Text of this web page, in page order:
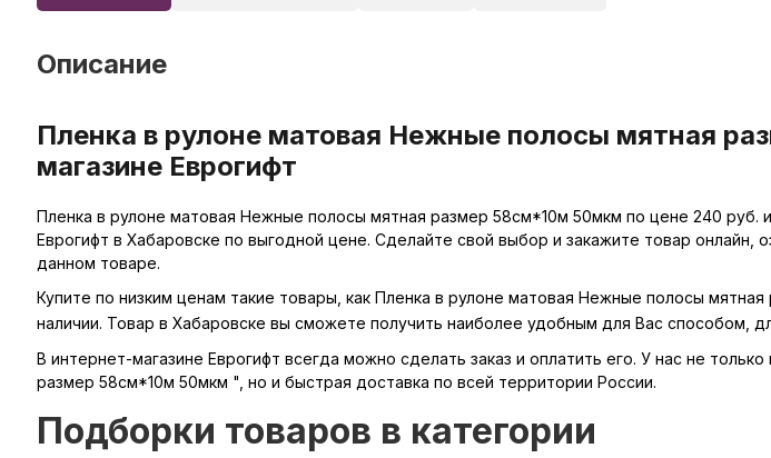
Описание
Пленка в рулоне матовая Нежные полосы мятная
магазине Еврогифт
Пленка в рулоне матовая Нежные полосы мятная размер 58см*10м 50мкм по цене 240 руб.
Еврогифт в Хабаровске по выгодной цене. Сделайте свой выбор и закажите товар
данном товаре.
Купите по низким ценам такие товары, как Пленка в рулоне матовая Нежные полосы
наличии. Товар в Хабаровске вы сможете получить наиболее удобным для Вас способом,
В интернет-магазине Еврогифт всегда можно сделать заказ и оплатить его. У нас не
размер 58см*10м 50мкм ", но и быстрая доставка по всей территории России.
Подборки товаров в категории